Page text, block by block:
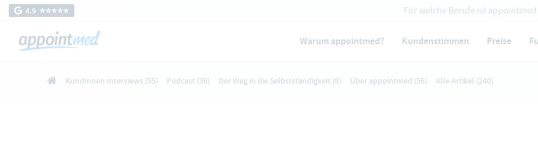
4.9 ⭐️⭐️⭐️⭐️⭐️ Für welche Berufe ist
Warum appointmed? Kundenstimmen Preise
KundInnen Interviews (55) Podcast (36) Der Weg in die Selbstständigkeit (8) Über appointmed (56) Alle Artikel (240)